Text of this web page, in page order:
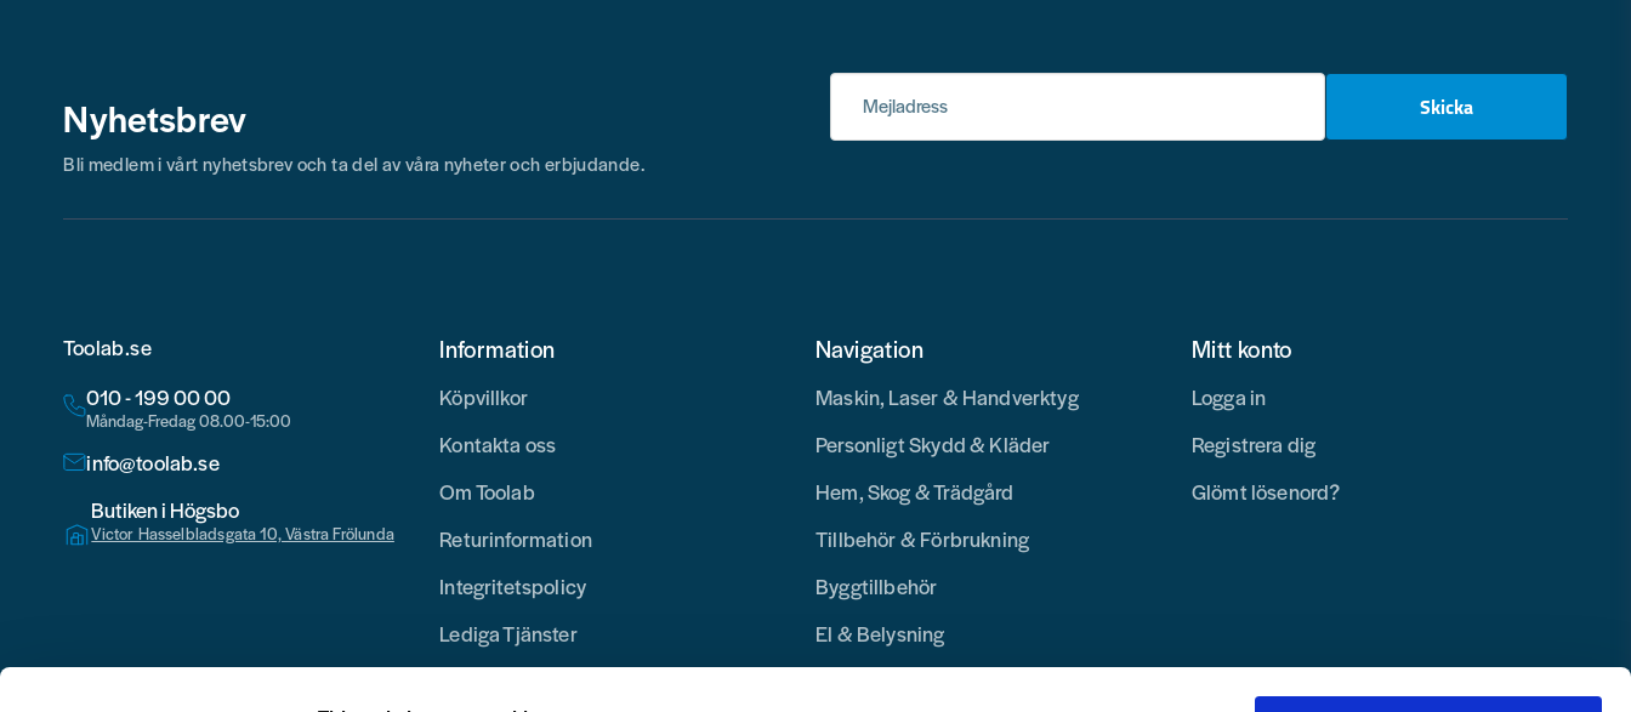
Nyhetsbrev Mejladress Skicka
Bli medlem i vårt nyhetsbrev och ta del av våra nyheter och erbjudande.
Toolab.se
010 - 199 00 00
Måndag-Fredag 08.00-15:00
info@toolab.se
Butiken i Högsbo
Victor Hasselbladsgata 10, Västra Frölunda
Information
Köpvillkor
Kontakta oss
Om Toolab
Returinformation
Integritetspolicy
Lediga Tjänster
Navigation
Maskin, Laser & Handverktyg
Personligt Skydd & Kläder
Hem, Skog & Trädgård
Tillbehör & Förbrukning
Byggtillbehör
El & Belysning
Mitt konto
Logga in
Registrera dig
Glömt lösenord?